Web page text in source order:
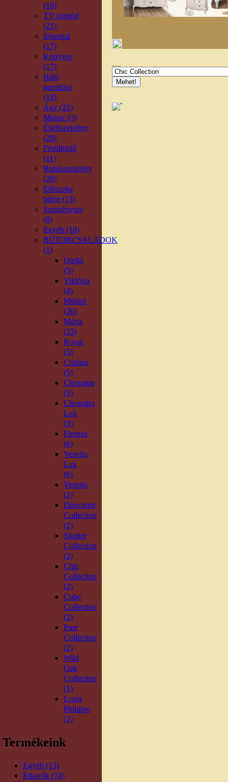
(16)
TV komód
(21)
Íróasztal
(17)
Könyves
(17)
Háló
garnitúra
(18)
Ágy (22)
Matrac (3)
Éjjeliszekrény
(20)
Fésülködő
(11)
Ruhásszekrény
(20)
Előszoba
bútor (13)
Szekrénysor
(0)
Egyéb (18)
BÚTORCSALÁDOK
(1)
Otelló
(5)
Viktória
(4)
Milánó
(26)
Mária
(23)
Royal
(5)
Cristina
(5)
Cleopatra
(5)
Cleopatra
Lux
(3)
Firenze
(6)
Venetia
Lux
(6)
Venetia
(2)
Directoire
Collection
(2)
Shutter
Collection
(2)
Chic
Collection
(2)
Cube
Collection
(2)
Pure
Collection
(2)
Wild
Oak
Collection
(1)
Louis
Philippe
(2)
Termékeink
Egyéb (13)
Étkezők (74)